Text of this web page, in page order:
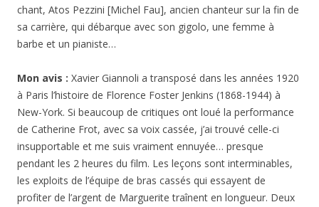
chant, Atos Pezzini [Michel Fau], ancien chanteur sur la fin de
sa carrière, qui débarque avec son gigolo, une femme à
barbe et un ­pianiste…
Mon avis : Xavier Giannoli a transposé dans les années 1920
à Paris l’histoire de Florence Foster Jenkins (1868-1944) à
New-York. Si beaucoup de critiques ont loué la performance
de Catherine Frot, avec sa voix cassée, j’ai trouvé celle-ci
insupportable et me suis vraiment ennuyée… presque
pendant les 2 heures du film. Les leçons sont interminables,
les exploits de l’équipe de bras cassés qui essayent de
profiter de l’argent de Marguerite traînent en longueur. Deux